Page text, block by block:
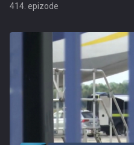
414. epizode